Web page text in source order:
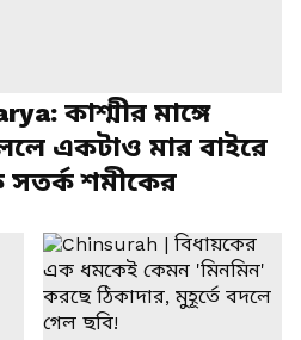
কাশ্মীর মাঙ্গে
একটাও মার বাইরে
সতর্ক শমীকের